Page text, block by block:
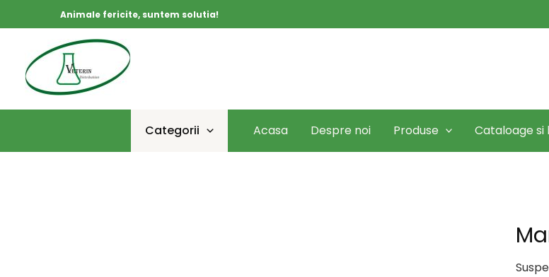
to
Animale fericite, suntem solutia!
Categorii Acasa Despre noi Produse Cataloage si